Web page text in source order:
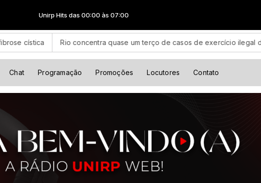
Unirp Hits das 00:00 às 07:00
Rio concentra quase um terço de casos de exercício ilegal da medicina
Chat Programação Promoções Locutores Contato